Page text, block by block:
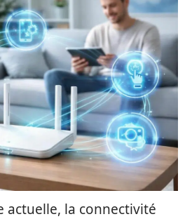
actuelle, la connectivité